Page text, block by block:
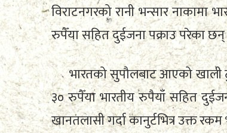
विराटनगरको रानी भन्सार
रुपैँया सहित दुईजना पक्राउ परेका
भारतको सुपौलबाट आएको खाली
३० रुपैँया भारतीय रुपैयाँ सहित
खानतलासी गर्दा कानुर्टभित्र उक्त